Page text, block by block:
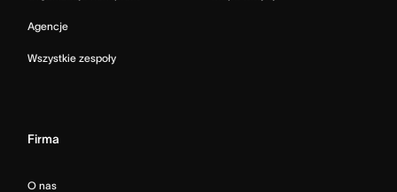
Agencje
Wszystkie zespoły
Firma
O nas